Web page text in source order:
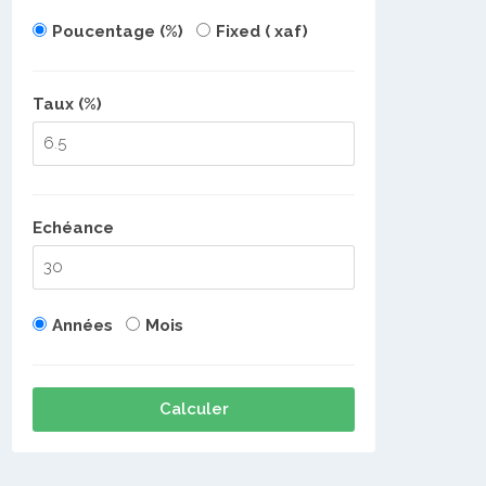
Poucentage (%) Fixed ( xaf)
Taux (%)
Echéance
Années Mois
Calculer